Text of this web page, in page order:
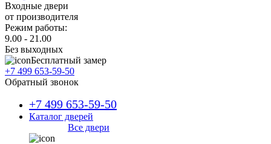
Входные двери
от производителя
Режим работы:
9.00 - 21.00
Без выходных
Бесплатный замер
+7 499 653-59-50
Обратный звонок
+7 499 653-59-50
Каталог дверей
Все двери